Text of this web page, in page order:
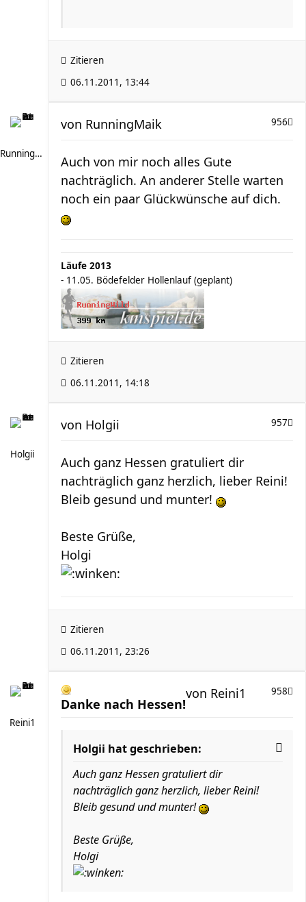
Zitieren
06.11.2011, 13:44
RunningMaik
956
von RunningMaik
Auch von mir noch alles Gute
nachträglich. An anderer Stelle warten
noch ein paar Glückwünsche auf dich.
Läufe 2013
- 11.05. Bödefelder Hollenlauf (geplant)
Zitieren
06.11.2011, 14:18
Holgii
957
von Holgii
Auch ganz Hessen gratuliert dir
nachträglich ganz herzlich, lieber Reini!
Bleib gesund und munter!
Beste Grüße,
Holgi
Zitieren
06.11.2011, 23:26
Reini1
Danke nach Hessen!
958
von Reini1
Holgii hat geschrieben:
Auch ganz Hessen gratuliert dir
nachträglich ganz herzlich, lieber Reini!
Bleib gesund und munter!
Beste Grüße,
Holgi